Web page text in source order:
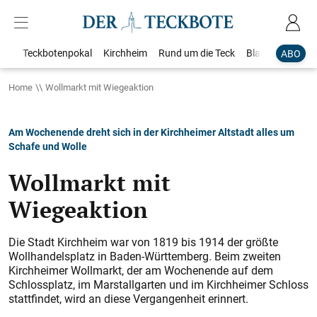
ABO
Teckbotenpokal Kirchheim Rund um die Teck Blaulicht
Home Wollmarkt mit Wiegeaktion
Am Wochenende dreht sich in der Kirchheimer Altstadt alles um
Schafe und Wolle
Wollmarkt mit
Wiegeaktion
Die Stadt Kirchheim war von 1819 bis 1914 der größte
Wollhandelsplatz in Baden-Württemberg. Beim zweiten
Kirchheimer Wollmarkt, der am Wochenende auf dem
Schlossplatz, im Marstallgarten und im Kirchheimer Schloss
stattfindet, wird an diese Vergangenheit erinnert.